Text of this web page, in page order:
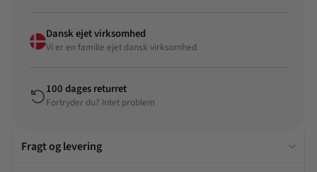
Dansk ejet virksomhed
Vi er en familie ejet dansk virksomhed
100 dages returret
Fortryder du? Intet problem
Fragt og levering